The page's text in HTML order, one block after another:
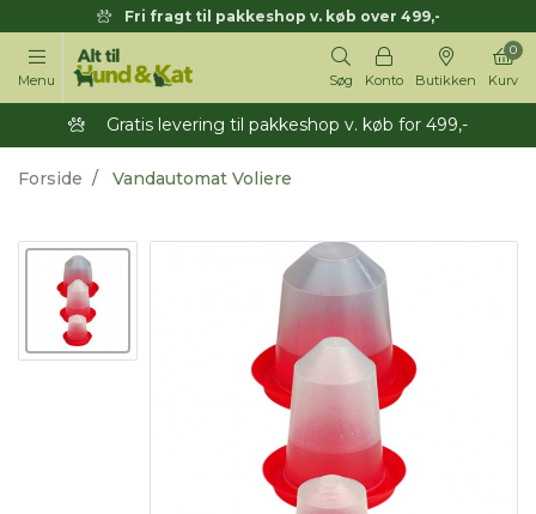
Fri fragt til pakkeshop v. køb over 499,-
Menu Søg Konto Butikken Kurv
0
Gratis levering til pakkeshop v. køb for 499,-
Forside Vandautomat Voliere